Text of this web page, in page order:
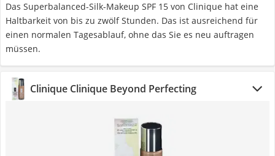
Das Superbalanced-Silk-Makeup SPF 15 von Clinique hat eine
Haltbarkeit von bis zu zwölf Stunden. Das ist ausreichend für
einen normalen Tagesablauf, ohne das Sie es neu auftragen
müssen.
Clinique Clinique Beyond Perfecting